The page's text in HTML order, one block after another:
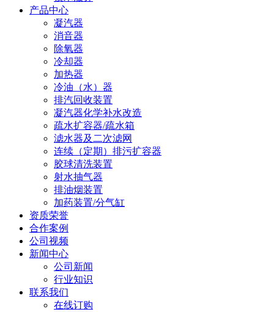
产品中心
凝汽器
消音器
除氧器
冷却器
加热器
冷油（水）器
排汽回收装置
凝汽器化学补水改造
疏水扩容器/疏水箱
滤水器及二次滤网
连续（定期）排污扩容器
胶球清洗装置
射水抽气器
排油烟装置
加药装置/分气缸
资质荣誉
合作案例
公司视频
新闻中心
公司新闻
行业知识
联系我们
在线订购